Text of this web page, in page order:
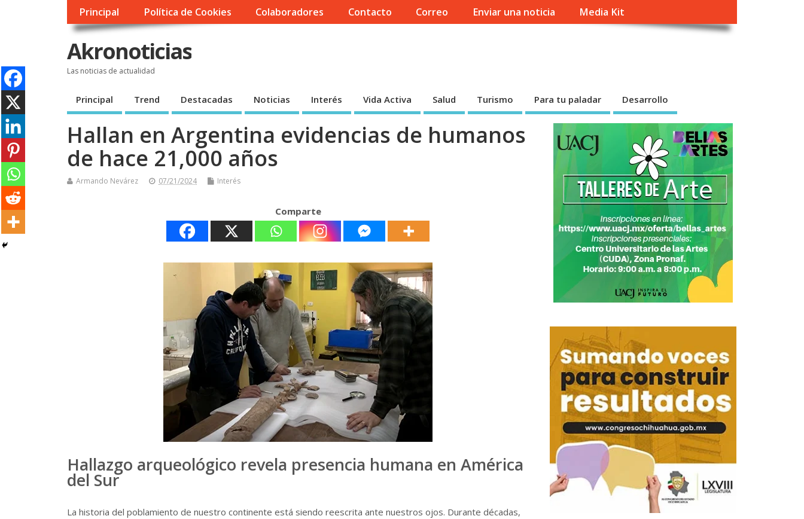
Principal Política de Cookies Colaboradores Contacto Correo Enviar una noticia Media Kit
Akronoticias
Las noticias de actualidad
Principal Trend Destacadas Noticias Interés Vida Activa Salud Turismo Para tu paladar Desarrollo
Hallan en Argentina evidencias de humanos
de hace 21,000 años
Armando Nevárez 07/21/2024 Interés
Comparte
Hallazgo arqueológico revela presencia humana en América
del Sur
La historia del poblamiento de nuestro continente está siendo reescrita ante nuestros ojos. Durante décadas,